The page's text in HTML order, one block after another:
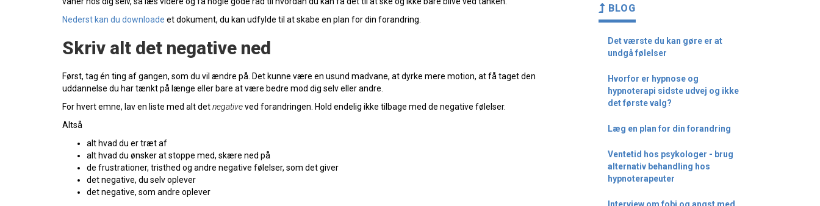
Nederst kan du downloade et dokument, du kan udfylde til at skabe en plan for din forandring.
Skriv alt det negative ned
Først, tag én ting af gangen, som du vil ændre på. Det kunne være en usund madvane, at dyrke mere motion, at få taget den
uddannelse du har tænkt på længe eller bare at være bedre mod dig selv eller andre.
For hvert emne, lav en liste med alt detnegativeved forandringen. Hold endelig ikke tilbage med de negative følelser.
Altså
alt hvad du er træt af
alt hvad du ønsker at stoppe med, skære ned på
de frustrationer, tristhed og andre negative følelser, som det giver
det negative, du selv oplever
det negative, som andre oplever
BLOG
Det værste du kan gøre er at
undgå følelser
Hvorfor er hypnose og
hypnoterapi sidste udvej og ikke
det første valg?
Læg en plan for din forandring
Ventetid hos psykologer - brug
alternativ behandling hos
hypnoterapeuter
Interview om fobi og angst med